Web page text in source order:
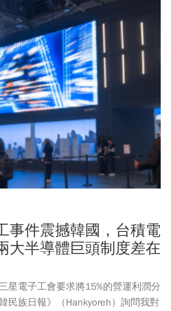
事件震撼韓國，台積電
大半導體巨頭制度差在
星電子工會要求將15%的營運利潤分
民族日報》（Hankyoreh）詢問我對